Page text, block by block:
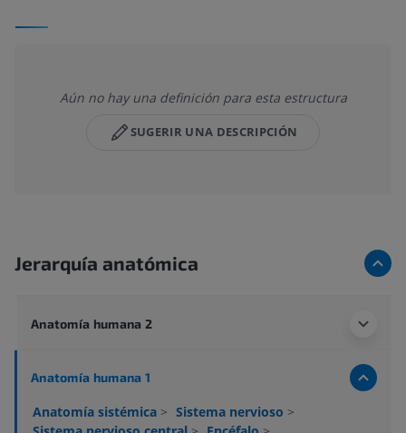
Aún no hay una definición para esta estructura
SUGERIR UNA DESCRIPCIÓN
Jerarquía anatómica
Anatomía humana 2
Anatomía humana 1
Anatomía sistémica > Sistema nervioso >